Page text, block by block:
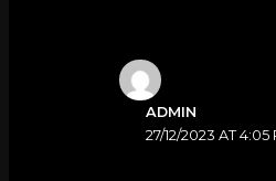
ADMIN
27/12/2023 AT 4:05